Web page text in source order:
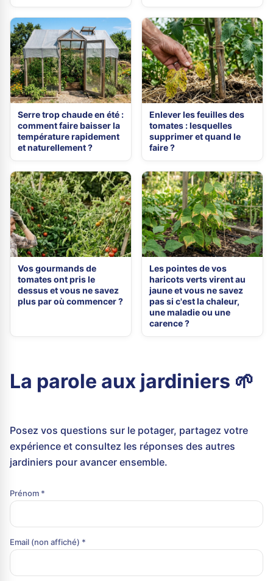
Serre trop chaude en été :
comment faire baisser la
température rapidement
et naturellement ?
Enlever les feuilles des
tomates : lesquelles
supprimer et quand le
faire ?
Vos gourmands de
tomates ont pris le
dessus et vous ne savez
plus par où commencer ?
Les pointes de vos
haricots verts virent au
jaune et vous ne savez
pas si c'est la chaleur,
une maladie ou une
carence ?
La parole aux jardiniers 🌱
Posez vos questions sur le potager, partagez votre
expérience et consultez les réponses des autres
jardiniers pour avancer ensemble.
Prénom *
Email (non affiché) *